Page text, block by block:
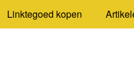
Linktegoed kopen